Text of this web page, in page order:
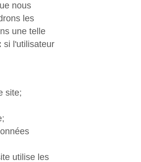
nous
les
une telle
si l'utilisateur
site;
utilise les